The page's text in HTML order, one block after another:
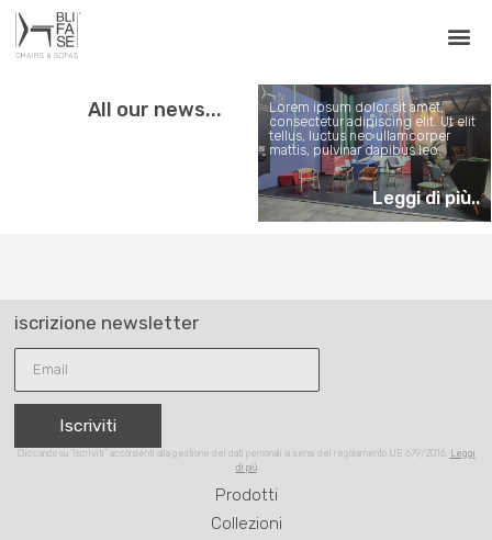
All our news...
Lorem ipsum dolor sit amet,
consectetur adipiscing elit. Ut elit
tellus, luctus nec ullamcorper
mattis, pulvinar dapibus leo.
Leggi di più..
Prodotti
Collezioni
iscrizione newsletter
Iscriviti
Cliccando su “iscriviti” acconsenti alla gestione dei dati personali ai sensi del regolamento UE 679/2016.
Leggi
di più